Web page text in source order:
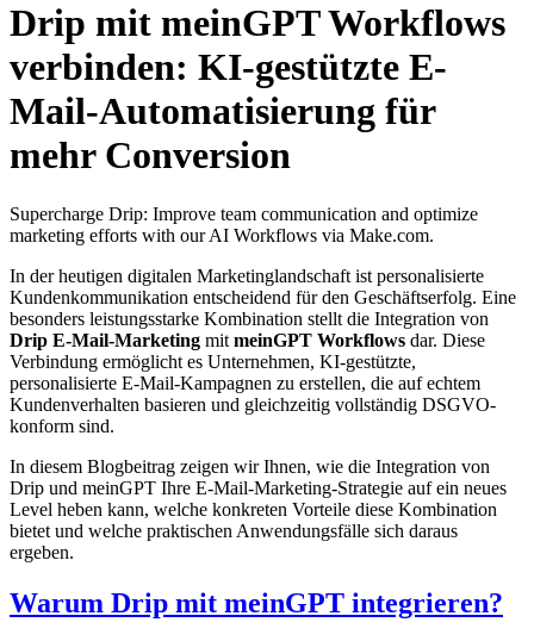
Drip mit meinGPT Workflows
verbinden: KI-gestützte E-
Mail-Automatisierung für
mehr Conversion
Supercharge Drip: Improve team communication and optimize
marketing efforts with our AI Workflows via Make.com.
In der heutigen digitalen Marketinglandschaft ist personalisierte
Kundenkommunikation entscheidend für den Geschäftserfolg. Eine
besonders leistungsstarke Kombination stellt die Integration von
Drip E-Mail-Marketing mit meinGPT Workflows dar. Diese
Verbindung ermöglicht es Unternehmen, KI-gestützte,
personalisierte E-Mail-Kampagnen zu erstellen, die auf echtem
Kundenverhalten basieren und gleichzeitig vollständig DSGVO-
konform sind.
In diesem Blogbeitrag zeigen wir Ihnen, wie die Integration von
Drip und meinGPT Ihre E-Mail-Marketing-Strategie auf ein neues
Level heben kann, welche konkreten Vorteile diese Kombination
bietet und welche praktischen Anwendungsfälle sich daraus
ergeben.
Warum Drip mit meinGPT integrieren?